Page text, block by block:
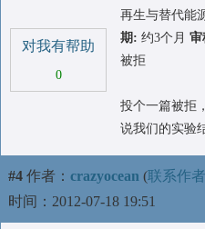
对我有帮助
0
再生与替代能
期: 约3个月 审
被拒
投个一篇被拒
说我们的实验
#4 作者： crazyocean (联系作者
时间：2012-07-18 19:51